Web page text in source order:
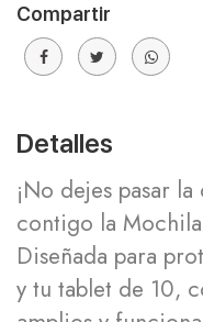
Compartir
Detalles
¡No dejes pasar
contigo la Mochila
Diseñada para
y tu tablet de 10,